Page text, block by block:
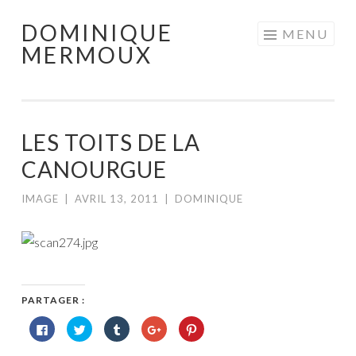
Aller
au
DOMINIQUE
MERMOUX
MENU
LES TOITS DE LA
CANOURGUE
IMAGE AVRIL 13, 2011 DOMINIQUE
PARTAGER :
Cliquez
pour
partager
Cliquez
pour
partager
Cliquez
pour
partager
Cliquez
pour
partager
Cliquez
pour